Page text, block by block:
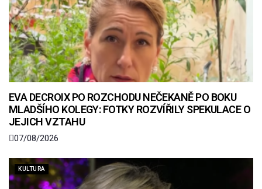
EVA DECROIX PO ROZCHODU NEČEKANĚ PO BOKU
MLADŠÍHO KOLEGY: FOTKY ROZVÍŘILY SPEKULACE O
JEJICH VZTAHU
07/08/2026
KULTURA